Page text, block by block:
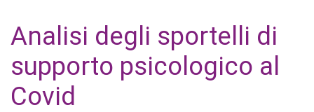
Analisi degli sportelli di
supporto psicologico al
Covid